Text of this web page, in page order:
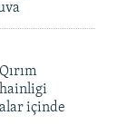
içinde